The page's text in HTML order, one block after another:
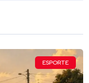
ESPORTE